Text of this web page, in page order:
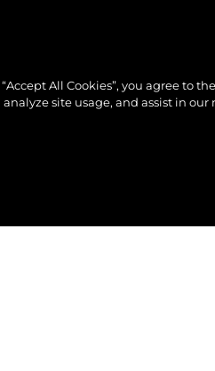
All Cookies”, you agree to
site usage, and assist in our